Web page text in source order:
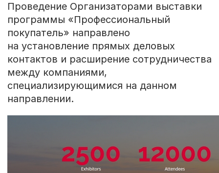
Проведение Организаторами выставки
программы «Профессиональный
покупатель» направлено
на установление прямых деловых
контактов и расширение сотрудничества
между компаниями,
специализирующимися на данном
направлении.